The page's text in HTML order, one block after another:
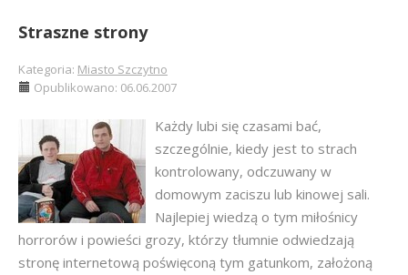
Straszne strony
Kategoria: Miasto Szczytno
Opublikowano: 06.06.2007
Każdy lubi się czasami bać,
szczególnie, kiedy jest to strach
kontrolowany, odczuwany w
domowym zaciszu lub kinowej sali.
Najlepiej wiedzą o tym miłośnicy
horrorów i powieści grozy, którzy tłumnie odwiedzają
stronę internetową poświęconą tym gatunkom, założoną